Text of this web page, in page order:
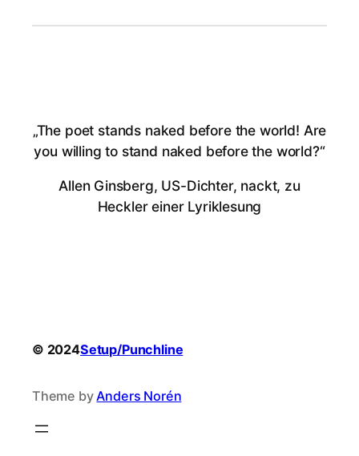
„The poet stands naked before the world! Are
you willing to stand naked before the world?“
Allen Ginsberg, US-Dichter, nackt, zu
Heckler einer Lyriklesung
© 2024Setup/Punchline
Theme by Anders Norén